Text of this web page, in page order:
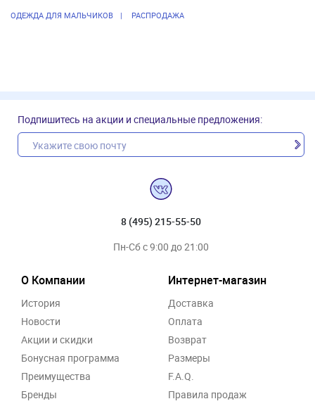
ОДЕЖДА ДЛЯ МАЛЬЧИКОВ РАСПРОДАЖА
Подпишитесь на акции и специальные предложения:
8 (495) 215-55-50
Пн-Сб с 9:00 до 21:00
О Компании
История
Новости
Акции и скидки
Бонусная программа
Преимущества
Бренды
Интернет-магазин
Доставка
Оплата
Возврат
Размеры
F.A.Q.
Правила продаж